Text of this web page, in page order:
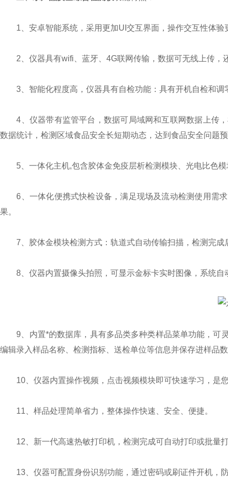
1、安卓智能系统，采用更加UI交互界面，操作交互性体验
2、仪器具有wifi、蓝牙、4G联网传输，数据可无线上传，
3、智能化程度高，仪器具有自检功能：具有开机自检和调
4、仪器带有监管平台，数据可局域网和互联网数据上传，
数据统计，检测区域食品安全长短期动态，达到食品安全问题
5、一体化主机,包含胶体金免疫层析检测模块、光电比色模
6、一体化便携式快检设备，满足现场及流动检测使用需求
果。
7、胶体金模块检测方式：轨道式自动传输扫描，检测完成
8、仪器内置摄像头拍照，可显示金标卡实时图像，系统自
9、内置*的数据库，具有多品类多种类样品菜单功能，可
编辑录入样品名称、检测指标、送检单位等信息并保存进样品
10、仪器内置操作视频，点击视频模块即可快速学习，是
11、样品处理简单省力，整体操作快速、安全、便捷。
12、新一代高速热敏打印机，检测完成可自动打印或批量
13、仪器可配置身份识别功能，通过密码或刷证件开机，